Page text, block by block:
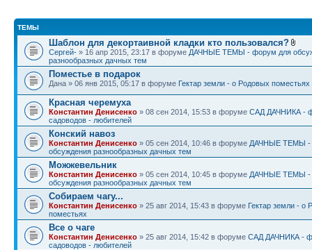
ТЕМЫ
Шаблон для декортаивной кладки кто пользовался?
Сергей- » 16 апр 2015, 23:17 в форуме ДАЧНЫЕ ТЕМЫ - форум для
разнообразных дачных тем
Поместье в подарок
Дана » 06 янв 2015, 05:17 в форуме Гектар земли - о Родовых поместьях
Красная черемуха
Константин Денисенко » 08 сен 2014, 15:53 в форуме САД ДАЧНИКА -
садоводов - любителей
Конский навоз
Константин Денисенко » 05 сен 2014, 10:46 в форуме ДАЧНЫЕ ТЕМЫ -
обсуждения разнообразных дачных тем
Можжевельник
Константин Денисенко » 05 сен 2014, 10:45 в форуме ДАЧНЫЕ ТЕМЫ -
обсуждения разнообразных дачных тем
Собираем чагу...
Константин Денисенко » 25 авг 2014, 15:43 в форуме Гектар земли - о
поместьях
Все о чаге
Константин Денисенко » 25 авг 2014, 15:42 в форуме САД ДАЧНИКА -
садоводов - любителей